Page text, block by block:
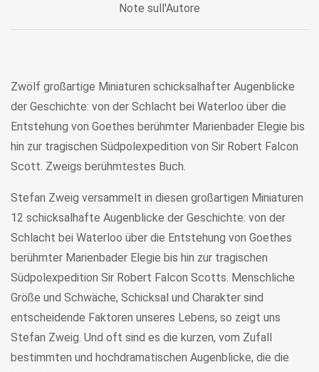
Note sull'Autore
Zwölf großartige Miniaturen schicksalhafter Augenblicke
der Geschichte: von der Schlacht bei Waterloo über die
Entstehung von Goethes berühmter Marienbader Elegie bis
hin zur tragischen Südpolexpedition von Sir Robert Falcon
Scott. Zweigs berühmtestes Buch.
Stefan Zweig versammelt in diesen großartigen Miniaturen
12 schicksalhafte Augenblicke der Geschichte: von der
Schlacht bei Waterloo über die Entstehung von Goethes
berühmter Marienbader Elegie bis hin zur tragischen
Südpolexpedition Sir Robert Falcon Scotts. Menschliche
Größe und Schwäche, Schicksal und Charakter sind
entscheidende Faktoren unseres Lebens, so zeigt uns
Stefan Zweig. Und oft sind es die kurzen, vom Zufall
bestimmten und hochdramatischen Augenblicke, die die